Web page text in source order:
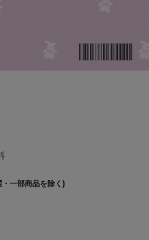
・一部商品を除く)